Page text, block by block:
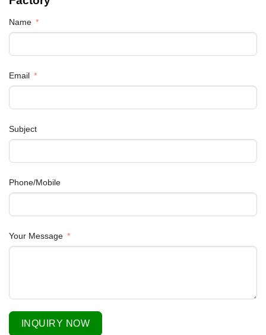
Name
Email
Subject
Phone/Mobile
Your Message
INQUIRY NOW